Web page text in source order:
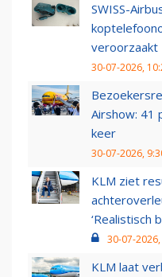
SWISS-
veroorzaakt
30-07-2026,
Airshow: 41
keer
30-07-2026,
KLM ziet
‘Realistisch
30-07-
KLM laat